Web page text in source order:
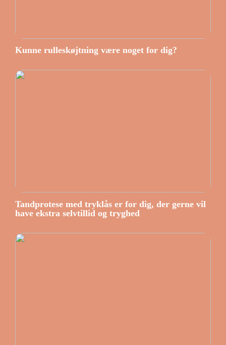
Kunne rulleskøjtning være noget for dig?
Tandprotese med tryklås er for dig, der gerne vil
have ekstra selvtillid og tryghed